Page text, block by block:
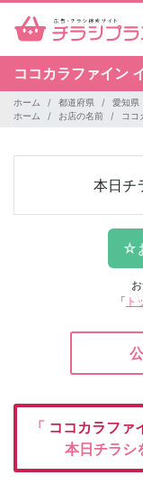
ココカラファイン
ホーム 都道府県 愛知県
ホーム
お店の名前 ココ
本日チ
「 ト
「 ココカラファ
本日チラシ